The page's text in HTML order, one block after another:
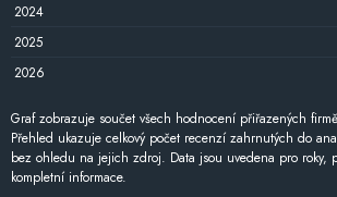
2024
2025
2026
Graf zobrazuje součet všech hodnocení přiřazených
Přehled ukazuje celkový počet recenzí zahrnutých do
bez ohledu na jejich zdroj. Data jsou uvedena pro roky,
kompletní informace.